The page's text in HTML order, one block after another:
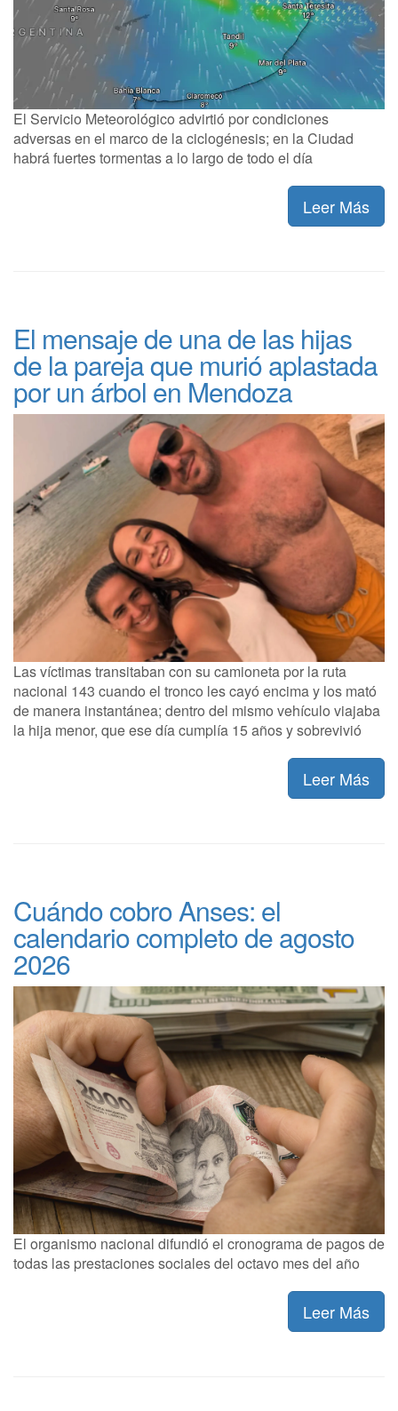
El Servicio Meteorológico advirtió por condiciones
adversas en el marco de la ciclogénesis; en la Ciudad
habrá fuertes tormentas a lo largo de todo el día
Leer Más
El mensaje de una de las hijas
de la pareja que murió aplastada
por un árbol en Mendoza
Las víctimas transitaban con su camioneta por la ruta
nacional 143 cuando el tronco les cayó encima y los mató
de manera instantánea; dentro del mismo vehículo viajaba
la hija menor, que ese día cumplía 15 años y sobrevivió
Leer Más
Cuándo cobro Anses: el
calendario completo de agosto
2026
El organismo nacional difundió el cronograma de pagos de
todas las prestaciones sociales del octavo mes del año
Leer Más